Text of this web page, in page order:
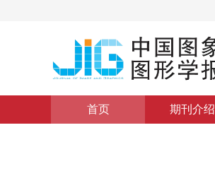
首页 期刊介绍